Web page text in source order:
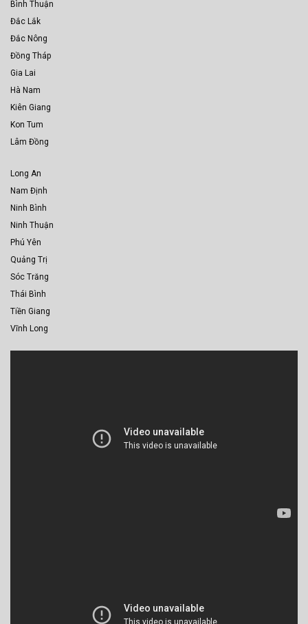
Bình Thuận
Đắc Lắk
Đắc Nông
Đồng Tháp
Gia Lai
Hà Nam
Kiên Giang
Kon Tum
Lâm Đồng
Long An
Nam Định
Ninh Bình
Ninh Thuận
Phú Yên
Quảng Trị
Sóc Trăng
Thái Bình
Tiền Giang
Vĩnh Long